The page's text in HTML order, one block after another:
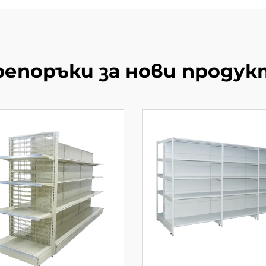
за нови